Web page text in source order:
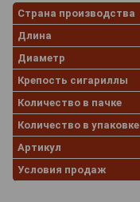
Страна производства
Длина
Диаметр
Крепость сигариллы
Количество в пачке
Количество в упаковке
Артикул
Условия продаж